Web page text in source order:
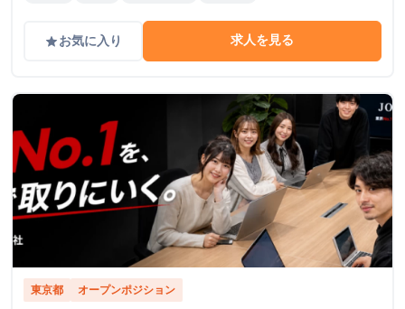
gradeお気に入り 求人を見る
東京都 オープンポジション